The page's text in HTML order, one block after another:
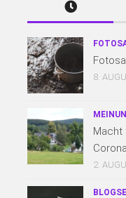
8.
Macht
2.